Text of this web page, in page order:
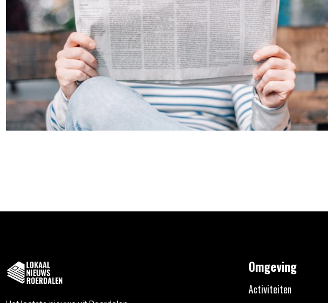
Omgeving
Activiteiten